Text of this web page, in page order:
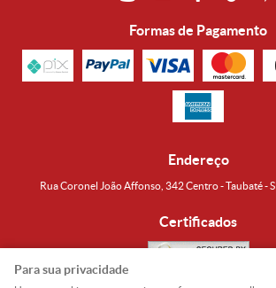
Formas de Pagamento
Endereço
Rua Coronel João Affonso, 342 Centro - Taubaté -
Certificados
Para sua privacidade